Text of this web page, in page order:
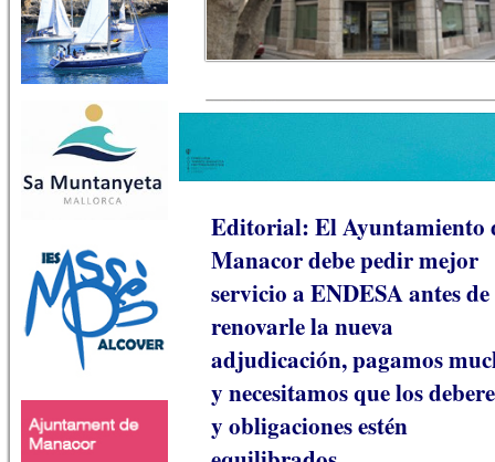
Editorial: El Ayuntamiento
Manacor debe pedir mejor
servicio a ENDESA antes de
renovarle la nueva
adjudicación, pagamos
y necesitamos que los
y obligaciones estén